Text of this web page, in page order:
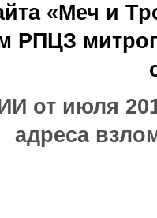
«Меч и
РПЦЗ
от июля
адреса